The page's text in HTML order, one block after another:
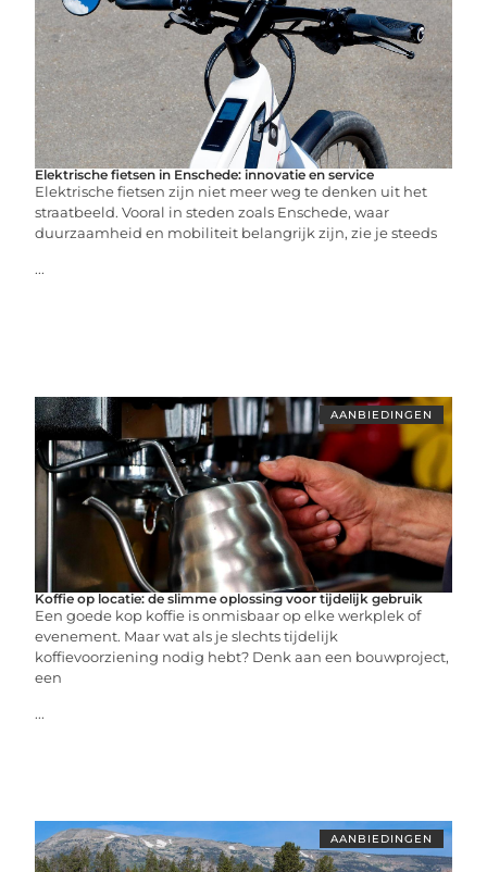
Elektrische fietsen in Enschede: innovatie en service
Elektrische fietsen zijn niet meer weg te denken uit het
straatbeeld. Vooral in steden zoals Enschede, waar
duurzaamheid en mobiliteit belangrijk zijn, zie je steeds
...
AANBIEDINGEN
Koffie op locatie: de slimme oplossing voor tijdelijk gebruik
Een goede kop koffie is onmisbaar op elke werkplek of
evenement. Maar wat als je slechts tijdelijk
koffievoorziening nodig hebt? Denk aan een bouwproject,
een
...
AANBIEDINGEN